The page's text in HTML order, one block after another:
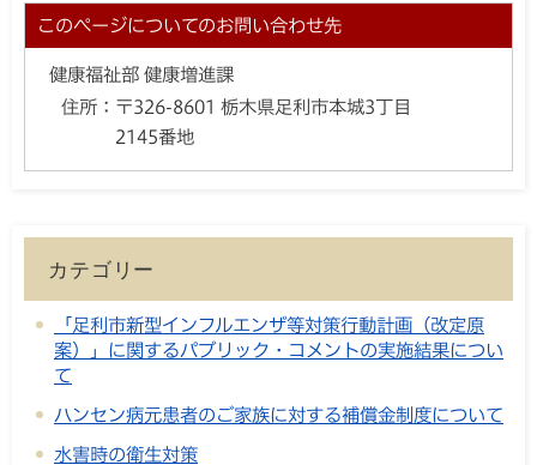
このページについてのお問い合わせ先
健康福祉部 健康増進課
住所： 〒326-8601 栃木県足利市本城3丁目
2145番地
カテゴリー
「足利市新型インフルエンザ等対策行動計画（改定原
案）」に関するパブリック・コメントの実施結果につい
て
ハンセン病元患者のご家族に対する補償金制度について
水害時の衛生対策